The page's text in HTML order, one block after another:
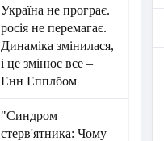
Україна не програє.
росія не перемагає.
Динаміка змінилася,
і це змінює все –
Енн Епплбом
"Синдром
стерв'ятника: Чому